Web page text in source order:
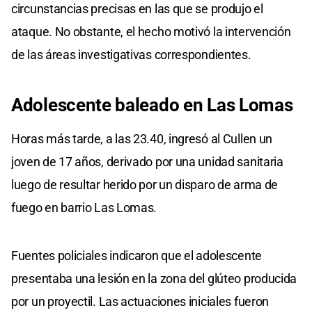
circunstancias precisas en las que se produjo el
ataque. No obstante, el hecho motivó la intervención
de las áreas investigativas correspondientes.
Adolescente baleado en Las Lomas
Horas más tarde, a las 23.40, ingresó al Cullen un
joven de 17 años, derivado por una unidad sanitaria
luego de resultar herido por un disparo de arma de
fuego en barrio Las Lomas.
Fuentes policiales indicaron que el adolescente
presentaba una lesión en la zona del glúteo producida
por un proyectil. Las actuaciones iniciales fueron